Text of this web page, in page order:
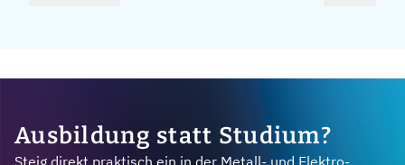
Ausbildung statt Studium?